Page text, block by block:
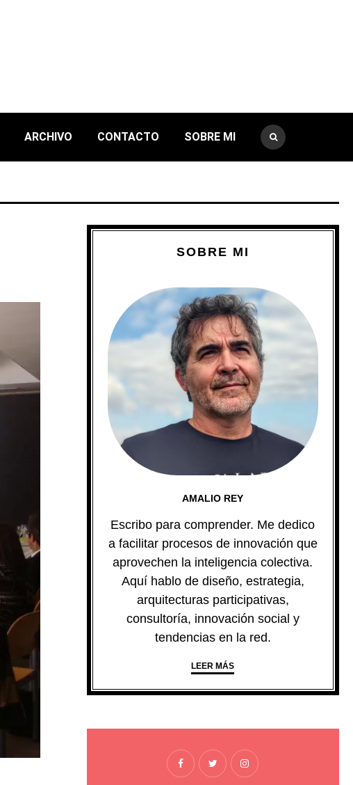
ARCHIVO CONTACTO SOBRE MI
SOBRE MI
AMALIO REY
Escribo para comprender. Me dedico
a facilitar procesos de innovación que
aprovechen la inteligencia colectiva.
Aquí hablo de diseño, estrategia,
arquitecturas participativas,
consultoría, innovación social y
tendencias en la red.
LEER MÁS